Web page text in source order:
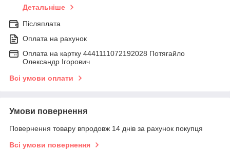
Детальніше
Післяплата
Оплата на рахунок
Оплата на картку 4441111072192028 Потягайло
Олександр Ігорович
Всі умови оплати
Умови повернення
Повернення товару впродовж 14 днів за рахунок покупця
Всі умови повернення